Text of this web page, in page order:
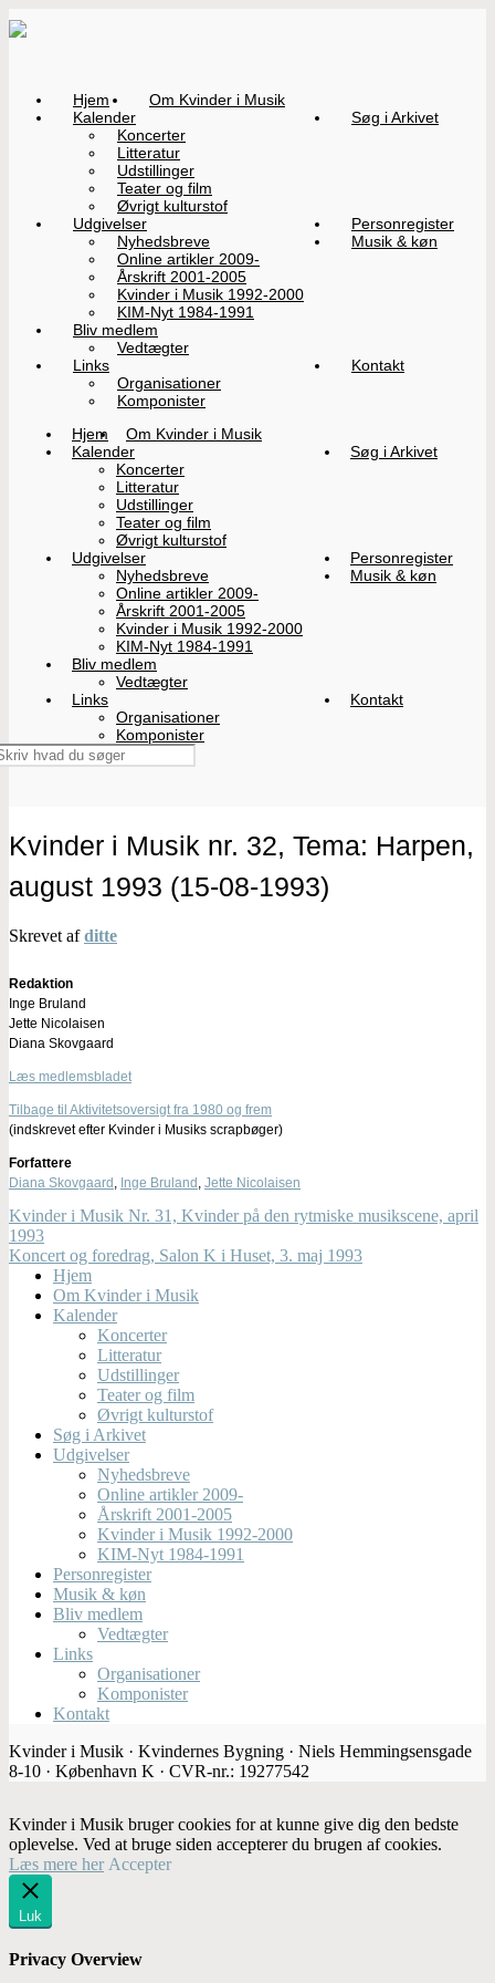
Hjem
Om Kvinder i Musik
Kalender
Koncerter
Litteratur
Udstillinger
Teater og film
Øvrigt kulturstof
Søg i Arkivet
Udgivelser
Nyhedsbreve
Online artikler 2009-
Årskrift 2001-2005
Kvinder i Musik 1992-2000
KIM-Nyt 1984-1991
Personregister
Musik & køn
Bliv medlem
Vedtægter
Links
Organisationer
Komponister
Kontakt
Hjem
Om Kvinder i Musik
Kalender
Koncerter
Litteratur
Udstillinger
Teater og film
Øvrigt kulturstof
Søg i Arkivet
Udgivelser
Nyhedsbreve
Online artikler 2009-
Årskrift 2001-2005
Kvinder i Musik 1992-2000
KIM-Nyt 1984-1991
Personregister
Musik & køn
Bliv medlem
Vedtægter
Links
Organisationer
Komponister
Kontakt
Kvinder i Musik nr. 32, Tema: Harpen,
august 1993 (15-08-1993)
Skrevet afditte
Redaktion
Inge Bruland
Jette Nicolaisen
Diana Skovgaard
Læs medlemsbladet
Tilbage til Aktivitetsoversigt fra 1980 og frem
(indskrevet efter Kvinder i Musiks scrapbøger)
Forfattere
Diana Skovgaard Inge Bruland Jette Nicolaisen
Kvinder i Musik Nr. 31, Kvinder på den rytmiske musikscene, april
1993
Koncert og foredrag, Salon K i Huset, 3. maj 1993
Hjem
Om Kvinder i Musik
Kalender
Koncerter
Litteratur
Udstillinger
Teater og film
Øvrigt kulturstof
Søg i Arkivet
Udgivelser
Nyhedsbreve
Online artikler 2009-
Årskrift 2001-2005
Kvinder i Musik 1992-2000
KIM-Nyt 1984-1991
Personregister
Musik & køn
Bliv medlem
Vedtægter
Links
Organisationer
Komponister
Kontakt
Kvinder i Musik · Kvindernes Bygning · Niels Hemmingsensgade
8-10 · København K · CVR-nr.: 19277542
Kvinder i Musik bruger cookies for at kunne give dig den bedste
oplevelse. Ved at bruge siden accepterer du brugen af cookies.
Læs mere her Accepter
Luk
Privacy Overview